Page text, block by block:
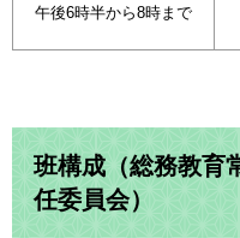
午後6時半から8時まで
班構成（総務教育
任委員会）